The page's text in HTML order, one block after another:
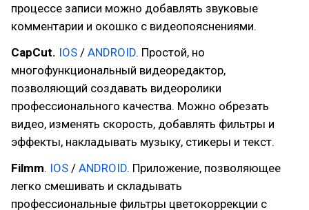
процессе записи можно добавлять звуковые
комментарии и окошко с видеопояснениями.
CapCut. IOS / ANDROID. Простой, но
многофункциональный видеоредактор,
позволяющий создавать видеоролики
профессионального качества. Можно обрезать
видео, изменять скорость, добавлять фильтры и
эффекты, накладывать музыку, стикеры и текст.
Filmm. IOS / ANDROID. Приложение, позволяющее
легко смешивать и складывать
профессиональные фильтры цветокоррекции с